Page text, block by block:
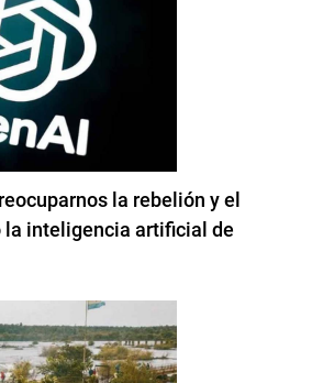
la rebelión y el
la inteligencia artificial de